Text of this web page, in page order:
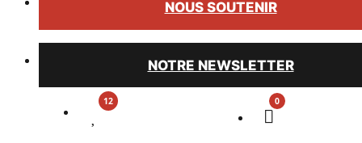
NOUS SOUTENIR
NOTRE NEWSLETTER
0